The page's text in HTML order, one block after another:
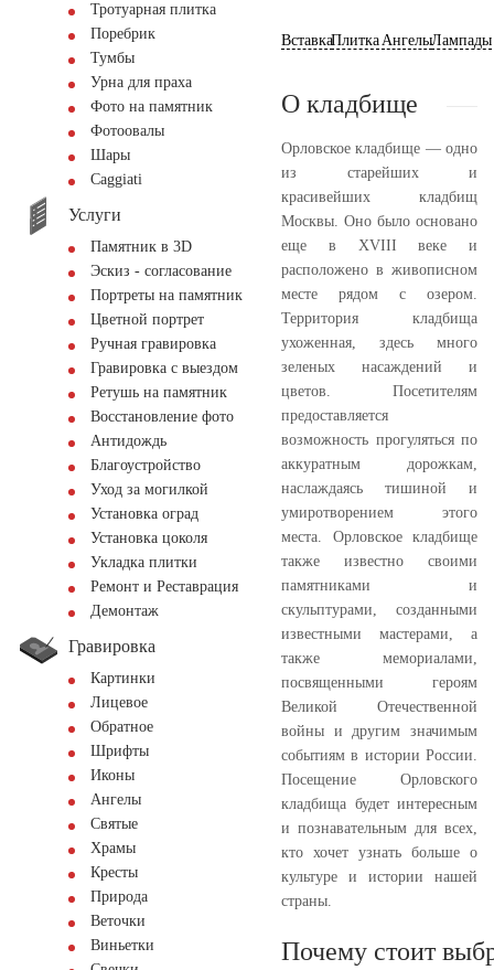
Тротуарная плитка
Поребрик
Тумбы
Урна для праха
Фото на памятник
Фотоовалы
Шары
Сaggiati
Услуги
Памятник в 3D
Эскиз - согласование
Портреты на памятник
Цветной портрет
Ручная гравировка
Гравировка с выездом
Ретушь на памятник
Восстановление фото
Антидождь
Благоустройство
Уход за могилкой
Установка оград
Установка цоколя
Укладка плитки
Ремонт и Реставрация
Демонтаж
Гравировка
Картинки
Лицевое
Обратное
Шрифты
Иконы
Ангелы
Святые
Храмы
Кресты
Природа
Веточки
Виньетки
ВставкаПлитка АнгелыЛампады
О кладбище
Орловское кладбище — одно
из старейших и
красивейших кладбищ
Москвы. Оно было основано
еще в XVIII веке и
расположено в живописном
месте рядом с озером.
Территория кладбища
ухоженная, здесь много
зеленых насаждений и
цветов. Посетителям
предоставляется
возможность прогуляться по
аккуратным дорожкам,
наслаждаясь тишиной и
умиротворением этого
места. Орловское кладбище
также известно своими
памятниками и
скульптурами, созданными
известными мастерами, а
также мемориалами,
посвященными героям
Великой Отечественной
войны и другим значимым
событиям в истории России.
Посещение Орловского
кладбища будет интересным
и познавательным для всех,
кто хочет узнать больше о
культуре и истории нашей
страны.
Почему стоит